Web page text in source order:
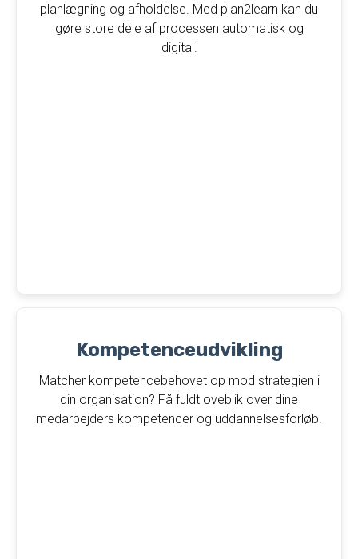
planlægning og afholdelse. Med plan2learn kan du
gøre store dele af processen automatisk og
digital.
Kompetenceudvikling
Matcher kompetencebehovet op mod strategien i
din organisation? Få fuldt oveblik over dine
medarbejders kompetencer og uddannelsesforløb.